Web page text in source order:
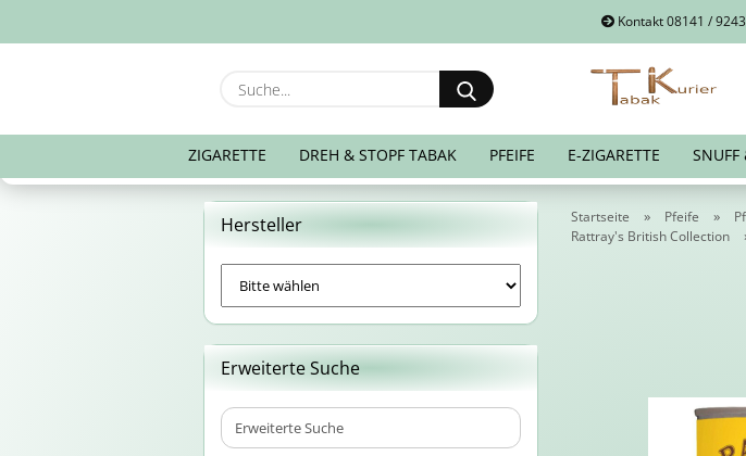
Kontakt 08141 /
Suche...
ZIGARETTE DREH & STOPF TABAK PFEIFE E-ZIGARETTE SNUFF
Startseite » Pfeife »
Rattray's British Collection
Hersteller
Erweiterte Suche
Erweiterte
Suche